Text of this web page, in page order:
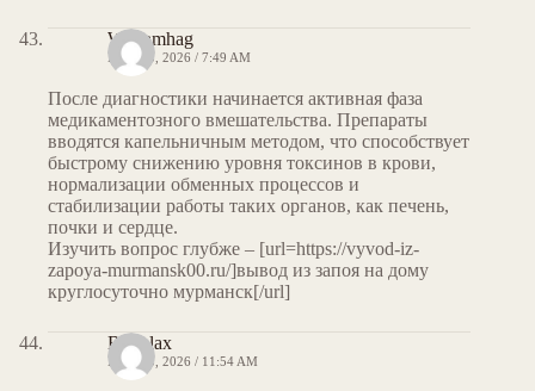
Williamhag
MAY 13, 2026 / 7:49 AM
После диагностики начинается активная фаза
медикаментозного вмешательства. Препараты
вводятся капельничным методом, что способствует
быстрому снижению уровня токсинов в крови,
нормализации обменных процессов и
стабилизации работы таких органов, как печень,
почки и сердце.
Изучить вопрос глубже – [url=https://vyvod-iz-
zapoya-murmansk00.ru/]вывод из запоя на дому
круглосуточно мурманск[/url]
Brianlax
MAY 13, 2026 / 11:54 AM